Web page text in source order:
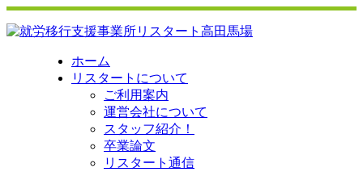
ホーム
リスタートについて
ご利用案内
運営会社について
スタッフ紹介！
卒業論文
リスタート通信